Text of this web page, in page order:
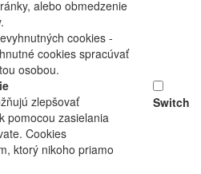
alebo obmedzenie
cookies -
cookies spracúvať
osobou.
zlepšovať
pomocou zasielania
Cookies
ktorý nikoho priamo
Switch